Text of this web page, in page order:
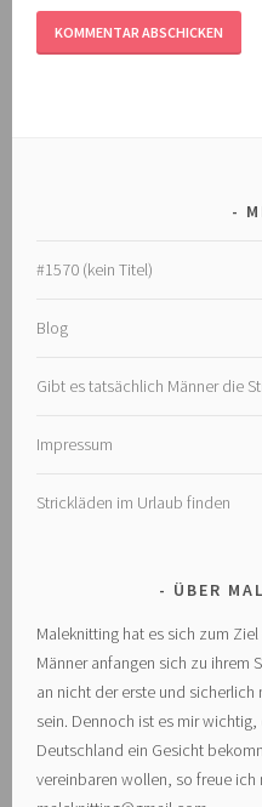
#1570 (kein Titel)
Blog
Gibt es tatsächlich Männer die
Impressum
Strickläden im Urlaub finden
ÜBER
Maleknitting hat es sich zum
Männer anfangen sich zu ihrem
an nicht der erste und
sein. Dennoch ist es mir
Deutschland ein Gesicht
vereinbaren wollen, so freue